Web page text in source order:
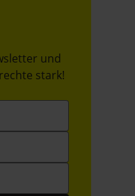
und
stark!